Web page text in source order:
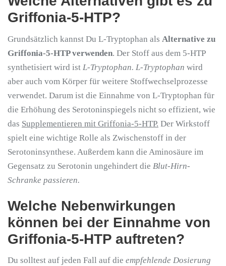
Griffonia-5-HTP?
Grundsätzlich kannst Du L-Tryptophan als Alternative zu
Griffonia-5-HTP verwenden. Der Stoff aus dem 5-HTP
synthetisiert wird ist L-Tryptophan. L-Tryptophan wird
aber auch vom Körper für weitere Stoffwechselprozesse
verwendet. Darum ist die Einnahme von L-Tryptophan für
die Erhöhung des Serotoninspiegels nicht so effizient, wie
das Supplementieren mit Griffonia-5-HTP. Der Wirkstoff
spielt eine wichtige Rolle als Zwischenstoff in der
Serotoninsynthese. Außerdem kann die Aminosäure im
Gegensatz zu Serotonin ungehindert die Blut-Hirn-
Schranke passieren.
Welche Nebenwirkungen
können bei der Einnahme von
Griffonia-5-HTP auftreten?
Du solltest auf jeden Fall auf die empfehlende Dosierung